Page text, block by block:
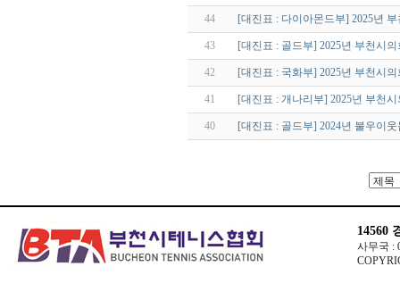
44 [대진표 : 다이아몬드부] 2025년
43 [대진표 : 골드부] 2025년 부천시
42 [대진표 : 국화부] 2025년 부천시
41 [대진표 : 개나리부] 2025년 부천
40 [대진표 : 골드부] 2024년 불우이
14560
사무국 :